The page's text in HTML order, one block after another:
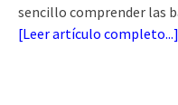
sencillo comprender las
[Leer artículo completo...]